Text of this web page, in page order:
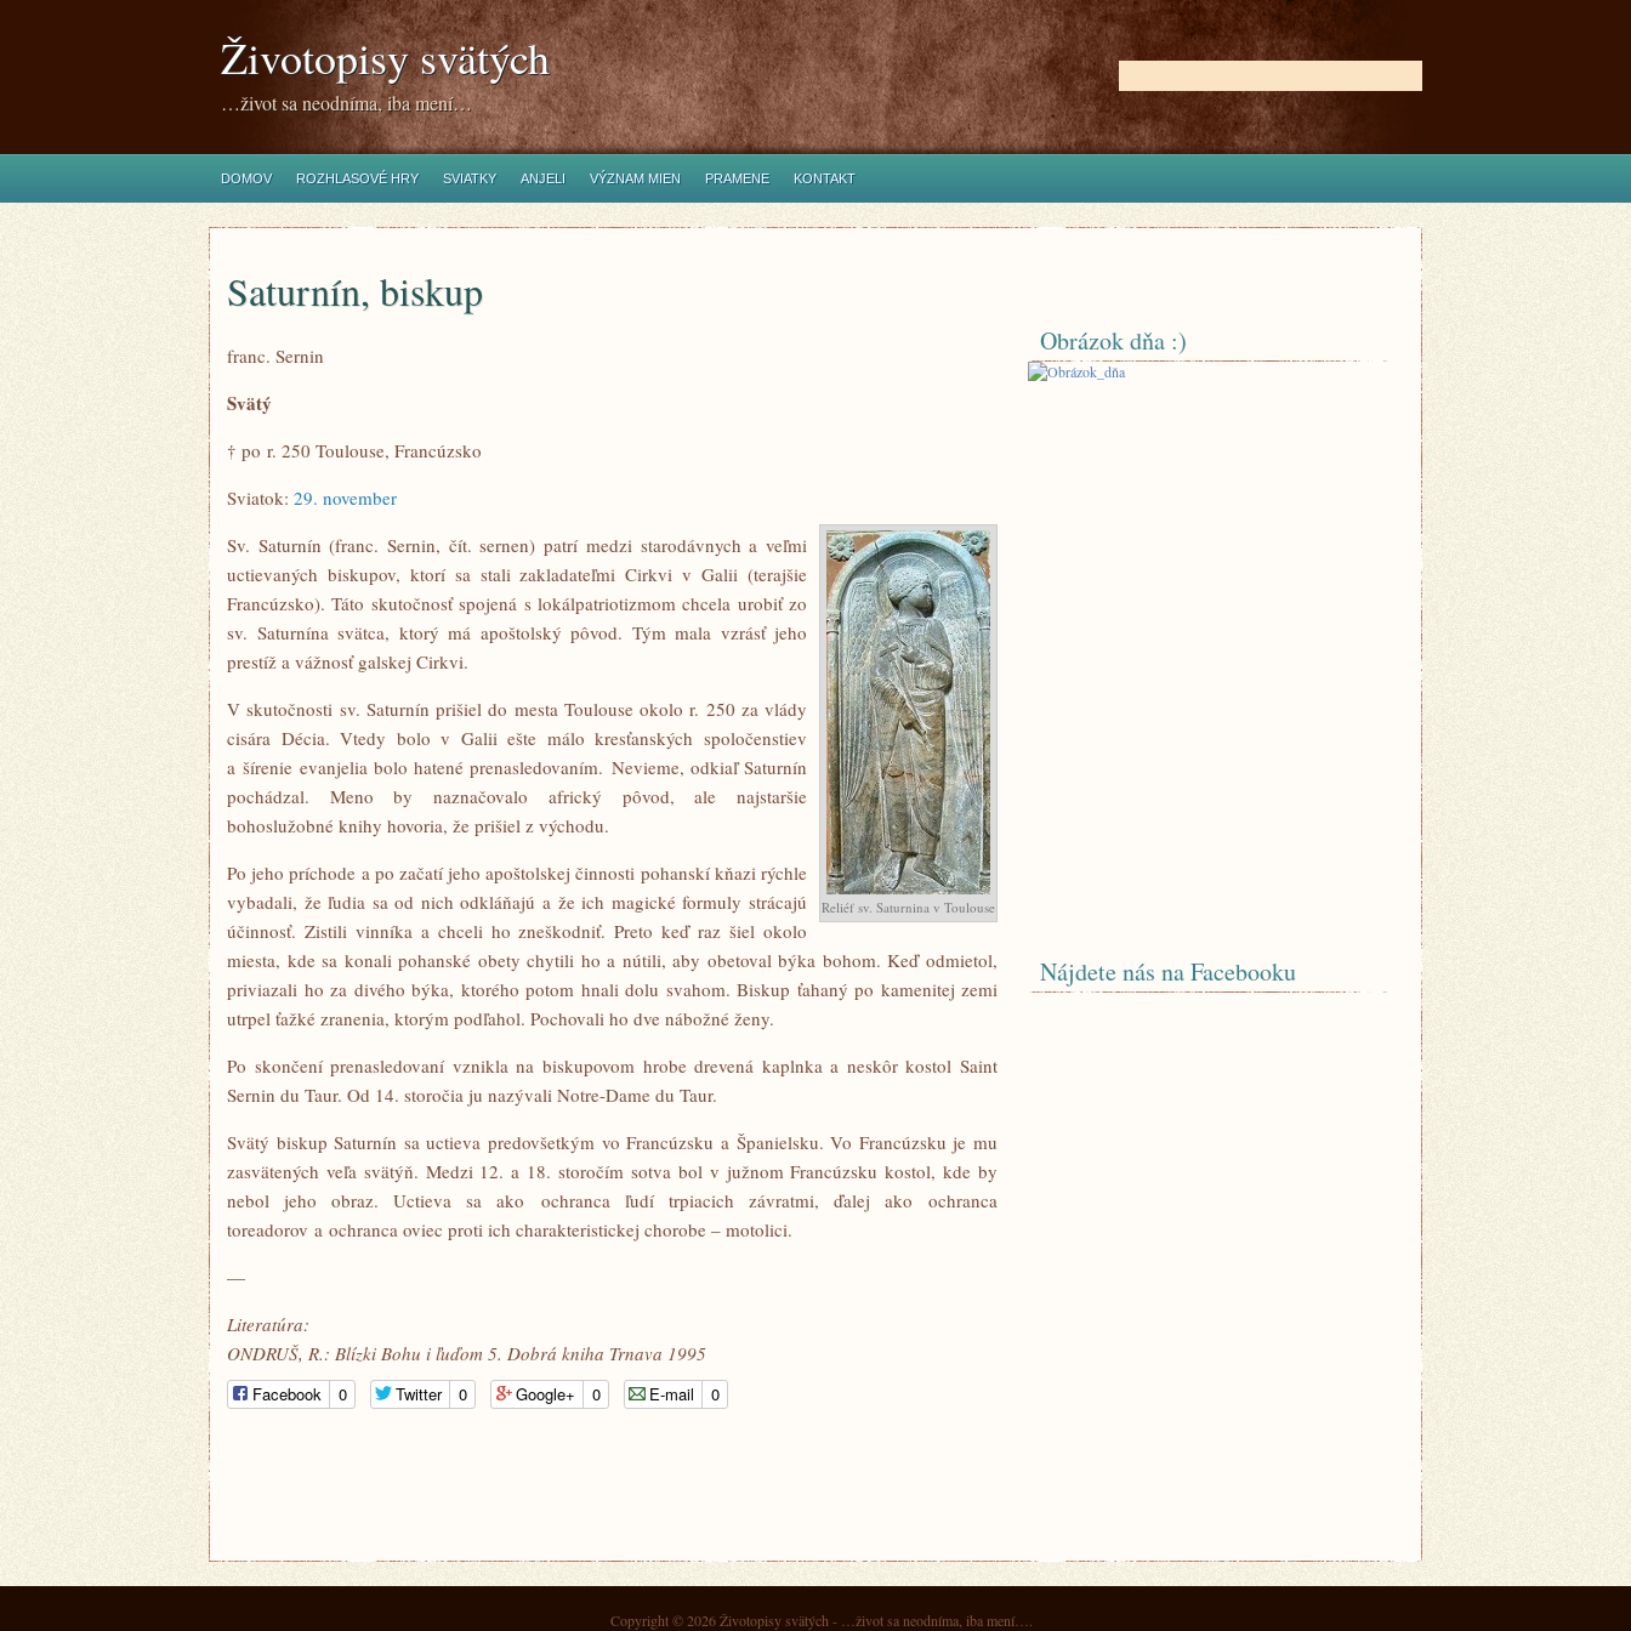
Životopisy svätých
…život sa neodníma, iba mení…
DOMOV ROZHLASOVÉ HRY SVIATKY ANJELI VÝZNAM MIEN PRAMENE KONTAKT
Saturnín, biskup
franc. Sernin
Svätý
† po r. 250 Toulouse, Francúzsko
Sviatok: 29. november
Reliéf sv. Saturnina v Toulouse
Sv. Saturnín (franc. Sernin, čít. sernen) patrí medzi starodávnych a veľmi
uctievaných biskupov, ktorí sa stali zakladateľmi Cirkvi v Galii (terajšie
Francúzsko). Táto skutočnosť spojená s lokálpatriotizmom chcela urobiť zo
sv. Saturnína svätca, ktorý má apoštolský pôvod. Tým mala vzrásť jeho
prestíž a vážnosť galskej Cirkvi.
V skutočnosti sv. Saturnín prišiel do mesta Toulouse okolo r. 250 za vlády
cisára Décia. Vtedy bolo v Galii ešte málo kresťanských spoločenstiev
a šírenie evanjelia bolo hatené prenasledovaním. Nevieme, odkiaľ Saturnín
pochádzal. Meno by naznačovalo africký pôvod, ale najstaršie
bohoslužobné knihy hovoria, že prišiel z východu.
Po jeho príchode a po začatí jeho apoštolskej činnosti pohanskí kňazi rýchle
vybadali, že ľudia sa od nich odkláňajú a že ich magické formuly strácajú
účinnosť. Zistili vinníka a chceli ho zneškodniť. Preto keď raz šiel okolo
miesta, kde sa konali pohanské obety chytili ho a nútili, aby obetoval býka bohom. Keď odmietol,
priviazali ho za divého býka, ktorého potom hnali dolu svahom. Biskup ťahaný po kamenitej zemi
utrpel ťažké zranenia, ktorým podľahol. Pochovali ho dve nábožné ženy.
Po skončení prenasledovaní vznikla na biskupovom hrobe drevená kaplnka a neskôr kostol Saint
Sernin du Taur. Od 14. storočia ju nazývali Notre-Dame du Taur.
Svätý biskup Saturnín sa uctieva predovšetkým vo Francúzsku a Španielsku. Vo Francúzsku je mu
zasvätených veľa svätýň. Medzi 12. a 18. storočím sotva bol v južnom Francúzsku kostol, kde by
nebol jeho obraz. Uctieva sa ako ochranca ľudí trpiacich závratmi, ďalej ako ochranca
toreadorov a ochranca oviec proti ich charakteristickej chorobe – motolici.
—
Literatúra:
ONDRUŠ, R.: Blízki Bohu i ľuďom 5. Dobrá kniha Trnava 1995
Facebook 0 Twitter 0 Google+ 0 E-mail 0
Obrázok dňa :)
Nájdete nás na Facebooku
Copyright © 2026Životopisy svätých - …život sa neodníma, iba mení….